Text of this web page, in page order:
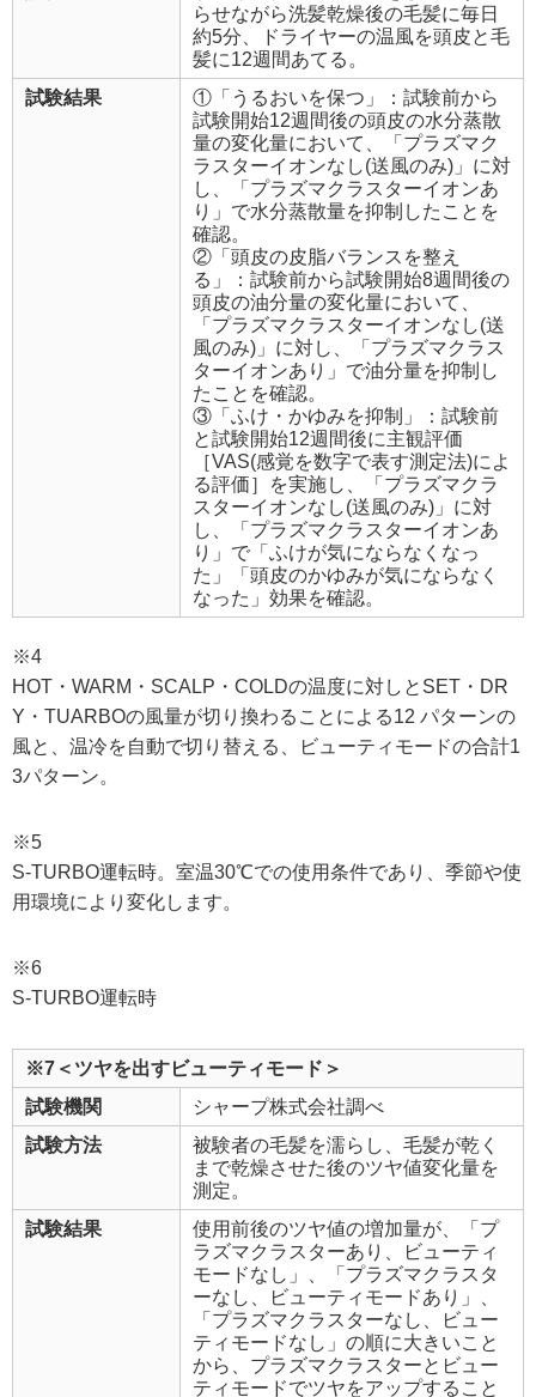
らせながら洗髪乾燥後の毛髪に毎日
約5分、ドライヤーの温風を頭皮と毛
髪に12週間あてる。
試験結果
①「うるおいを保つ」：試験前から
試験開始12週間後の頭皮の水分蒸散
量の変化量において、「プラズマク
ラスターイオンなし(送風のみ)」に対
し、「プラズマクラスターイオンあ
り」で水分蒸散量を抑制したことを
確認。
②「頭皮の皮脂バランスを整え
る」：試験前から試験開始8週間後の
頭皮の油分量の変化量において、
「プラズマクラスターイオンなし(送
風のみ)」に対し、「プラズマクラス
ターイオンあり」で油分量を抑制し
たことを確認。
③「ふけ・かゆみを抑制」：試験前
と試験開始12週間後に主観評価
［VAS(感覚を数字で表す測定法)によ
る評価］を実施し、「プラズマクラ
スターイオンなし(送風のみ)」に対
し、「プラズマクラスターイオンあ
り」で「ふけが気にならなくなっ
た」「頭皮のかゆみが気にならなく
なった」効果を確認。
※4
HOT・WARM・SCALP・COLDの温度に対しとSET・DR
Y・TUARBOの風量が切り換わることによる12 パターンの
風と、温冷を自動で切り替える、ビューティモードの合計1
3パターン。
※5
S-TURBO運転時。室温30℃での使用条件であり、季節や使
用環境により変化します。
※6
S-TURBO運転時
※7＜ツヤを出すビューティモード＞
試験機関
シャープ株式会社調べ
試験方法
被験者の毛髪を濡らし、毛髪が乾く
まで乾燥させた後のツヤ値変化量を
測定。
試験結果
使用前後のツヤ値の増加量が、「プ
ラズマクラスターあり、ビューティ
モードなし」、「プラズマクラスタ
ーなし、ビューティモードあり」、
「プラズマクラスターなし、ビュー
ティモードなし」の順に大きいこと
から、プラズマクラスターとビュー
ティモードでツヤをアップすること